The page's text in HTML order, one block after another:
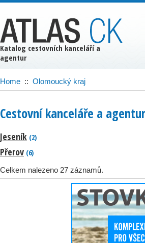
Home :: Olomoucký kraj
Cestovní kanceláře a
Jeseník (2)
Přerov (6)
Celkem nalezeno 27 záznamů.
Katalog cestovních kanceláří a
agentur